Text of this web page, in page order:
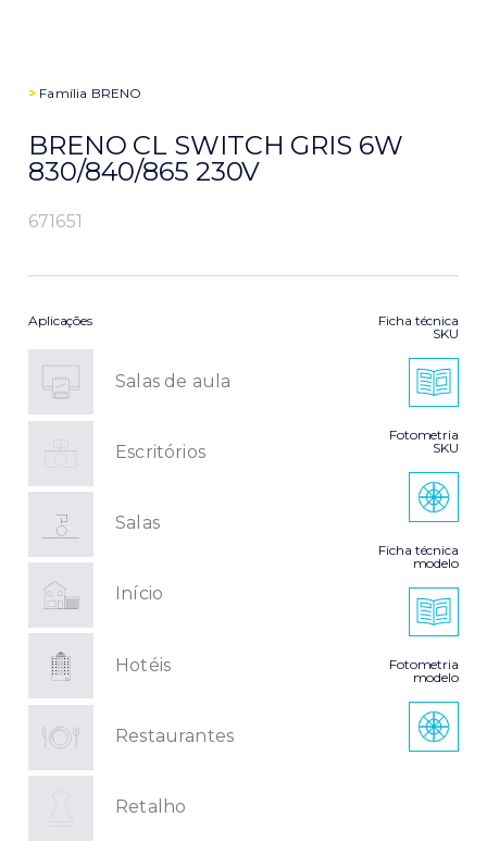
> Família BRENO
BRENO CL SWITCH GRIS 6W
830/840/865 230V
671651
Aplicações
Salas de aula
Escritórios
Salas
Início
Hotéis
Restaurantes
Retalho
Ficha técnica
SKU
Fotometria
SKU
Ficha técnica
modelo
Fotometria
modelo